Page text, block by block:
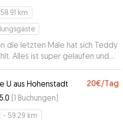
km
die letzten Male hat sich Teddy
Alles ist super gelaufen und
Besonders schön ist,
ein Hundefreilauf ist, so dass
anderen Hunden frei spielen
nicht nur sympatisch und sehr
Schützlingen, sondern auch
U aus Hohenstadt 20€/Tag
5.0 (1 Buchungen)
- 59.29 km